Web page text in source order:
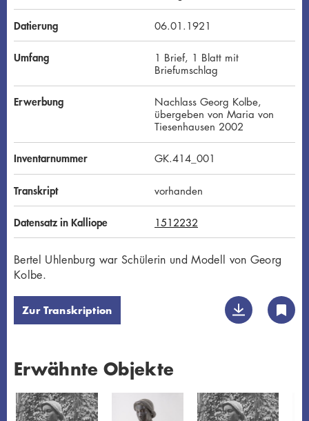
N
Datierung 06.01.1921
Umfang
1 Brief, 1 Blatt mit
Briefumschlag
Erwerbung
Nachlass Georg Kolbe,
übergeben von Maria von
Tiesenhausen 2002
Inventarnummer GK.414_001
Transkript vorhanden
Datensatz in Kalliope 1512232
Bertel Uhlenburg war Schülerin und Modell von Georg
Kolbe.
Zur Transkription
Erwähnte Objekte